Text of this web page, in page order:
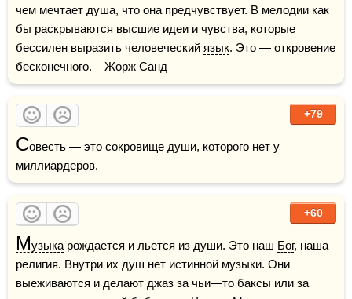
чем мечтает душа, что она предчувствует. В мелодии как
бы раскрываются высшие идеи и чувства, которые
бессилен выразить человеческий язык. Это — откровение
бесконечного.    Жорж Санд
+79
Совесть — это сокровище души, которого нет у
миллиардеров.
+60
Музыка рождается и льется из души. Это наш Бог, наша
религия. Внутри их душ нет истинной музыки. Они
выеживаются и делают джаз за чьи—то баксы или за